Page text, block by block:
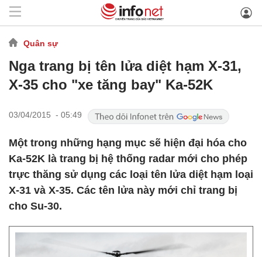
Quân sự
Nga trang bị tên lửa diệt hạm X-31,
X-35 cho "xe tăng bay" Ka-52K
03/04/2015 - 05:49
Một trong những hạng mục sẽ hiện đại hóa cho
Ka-52K là trang bị hệ thống radar mới cho phép
trực thăng sử dụng các loại tên lửa diệt hạm loại
X-31 và X-35. Các tên lửa này mới chỉ trang bị
cho Su-30.